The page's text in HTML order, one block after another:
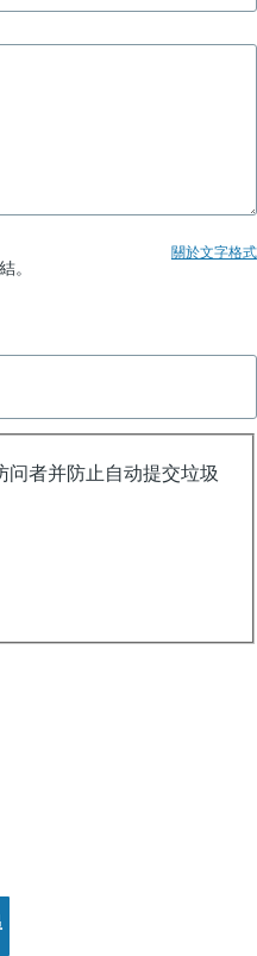
關於文字格式
。
问者并防止自动提交垃圾